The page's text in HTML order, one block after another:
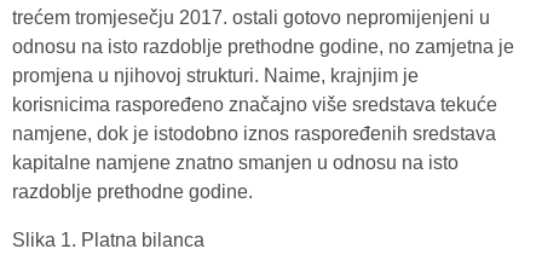
trećem tromjesečju 2017. ostali gotovo nepromijenjeni u
odnosu na isto razdoblje prethodne godine, no zamjetna je
promjena u njihovoj strukturi. Naime, krajnjim je
korisnicima raspoređeno značajno više sredstava tekuće
namjene, dok je istodobno iznos raspoređenih sredstava
kapitalne namjene znatno smanjen u odnosu na isto
razdoblje prethodne godine.
Slika 1. Platna bilanca